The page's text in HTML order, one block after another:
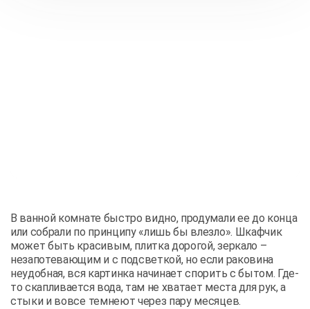
В ванной комнате быстро видно, продумали ее до конца
или собрали по принципу «лишь бы влезло». Шкафчик
может быть красивым, плитка дорогой, зеркало –
незапотевающим и с подсветкой, но если раковина
неудобная, вся картинка начинает спорить с бытом. Где-
то скапливается вода, там не хватает места для рук, а
стыки и вовсе темнеют через пару месяцев.